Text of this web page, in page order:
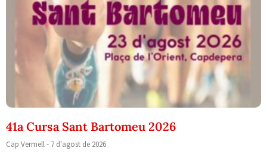
41a Cursa Sant Bartomeu 2026
Cap Vermell 7 d'agost de 2026